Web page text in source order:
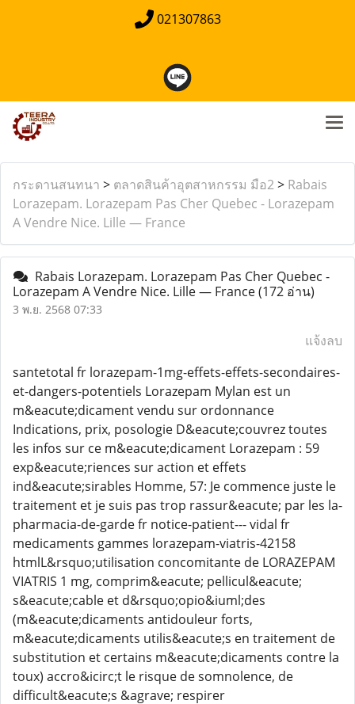
021307863
กระดานสนทนา > ตลาดสินค้าอุตสาหกรรม มือ2> Rabais
Lorazepam. Lorazepam Pas Cher Quebec - Lorazepam
A Vendre Nice. Lille — France
Rabais Lorazepam. Lorazepam Pas Cher Quebec -
Lorazepam A Vendre Nice. Lille — France(172 อ่าน)
3 พ.ย. 2568 07:33
แจ้งลบ
santetotal fr lorazepam-1mg-effets-effets-secondaires-
et-dangers-potentiels Lorazepam Mylan est un
m&eacute;dicament vendu sur ordonnance
Indications, prix, posologie D&eacute;couvrez toutes
les infos sur ce m&eacute;dicament Lorazepam : 59
exp&eacute;riences sur action et effets
ind&eacute;sirables Homme, 57: Je commence juste le
traitement et je suis pas trop rassur&eacute; par les la-
pharmacia-de-garde fr notice-patient--- vidal fr
medicaments gammes lorazepam-viatris-42158
htmlL&rsquo;utilisation concomitante de LORAZEPAM
VIATRIS 1 mg, comprim&eacute; pellicul&eacute;
s&eacute;cable et d&rsquo;opio&iuml;des
(m&eacute;dicaments antidouleur forts,
m&eacute;dicaments utilis&eacute;s en traitement de
substitution et certains m&eacute;dicaments contre la
toux) accro&icirc;t le risque de somnolence, de
difficult&eacute;s &agrave; respirer